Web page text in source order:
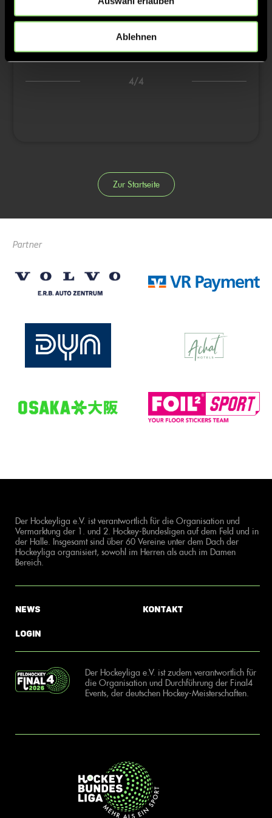
Ablehnen
3/4
2:2 31’
4/4
Zur Startseite
Partner
Der Hockeyliga e.V. ist verantwortlich für die Organisation und
Vermarktung der 1. und 2. Hockey-Bundesligen auf dem Feld und in
der Halle. Insgesamt sind über 60 Vereine unter dem Dach der
Hockeyliga organisiert, sowohl im Herren als auch im Damen
Bereich.
News
Login
Kontakt
Der Hockeyliga e.V. ist zudem verantwortlich für
die Organisation und Durchführung der Final4
Events, der deutschen Hockey-Meisterschaften.